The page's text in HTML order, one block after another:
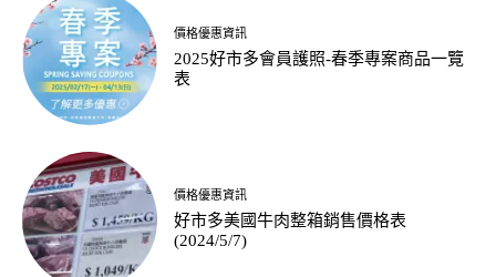
價格優惠資訊
2025好市多會員護照-春季專案商品一覽
表
價格優惠資訊
好市多美國牛肉整箱銷售價格表
(2024/5/7)